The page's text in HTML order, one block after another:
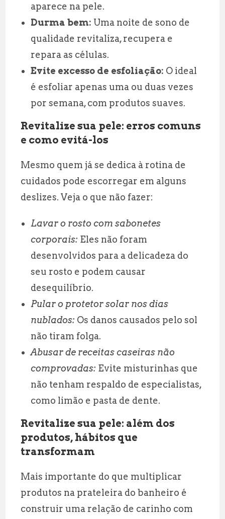
aparece na pele.
Durma bem: Uma noite de sono de
qualidade revitaliza, recupera e
repara as células.
Evite excesso de esfoliação: O ideal
é esfoliar apenas uma ou duas vezes
por semana, com produtos suaves.
Revitalize sua pele: erros comuns
e como evitá-los
Mesmo quem já se dedica à rotina de
cuidados pode escorregar em alguns
deslizes. Veja o que não fazer:
Lavar o rosto com sabonetes
corporais: Eles não foram
desenvolvidos para a delicadeza do
seu rosto e podem causar
desequilíbrio.
Pular o protetor solar nos dias
nublados: Os danos causados pelo sol
não tiram folga.
Abusar de receitas caseiras não
comprovadas: Evite misturinhas que
não tenham respaldo de especialistas,
como limão e pasta de dente.
Revitalize sua pele: além dos
produtos, hábitos que
transformam
Mais importante do que multiplicar
produtos na prateleira do banheiro é
construir uma relação de carinho com